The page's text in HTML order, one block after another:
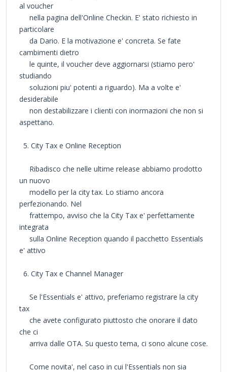
al voucher
nella pagina dell'Online Checkin. E' stato richiesto in
particolare
da Dario. E la motivazione e' concreta. Se fate
cambimenti dietro
le quinte, il voucher deve aggiornarsi (stiamo pero'
studiando
soluzioni piu' potenti a riguardo). Ma a volte e'
desiderabile
non destabilizzare i clienti con inormazioni che non si
aspettano.
5. City Tax e Online Reception
Ribadisco che nelle ultime release abbiamo prodotto
un nuovo
modello per la city tax. Lo stiamo ancora
perfezionando. Nel
frattempo, avviso che la City Tax e' perfettamente
integrata
sulla Online Reception quando il pacchetto Essentials
e' attivo
6. City Tax e Channel Manager
Se l'Essentials e' attivo, preferiamo registrare la city
tax
che avete configurato piuttosto che onorare il dato
che ci
arriva dalle OTA. Su questo tema, ci sono alcune cose.
Come novita', nel caso in cui l'Essentials non sia